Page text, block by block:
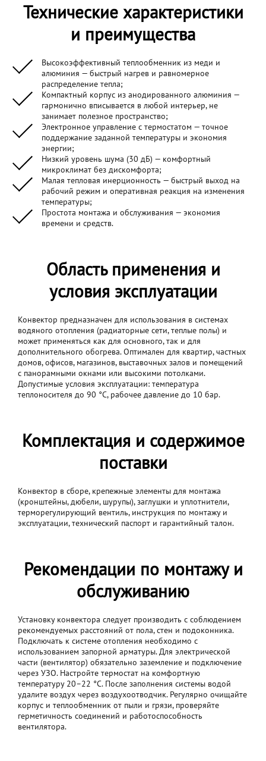
Технические характеристики
и преимущества
Высокоэффективный теплообменник из меди и
алюминия — быстрый нагрев и равномерное
распределение тепла;
Компактный корпус из анодированного алюминия —
гармонично вписывается в любой интерьер, не
занимает полезное пространство;
Электронное управление с термостатом — точное
поддержание заданной температуры и экономия
энергии;
Низкий уровень шума (30 дБ) — комфортный
микроклимат без дискомфорта;
Малая тепловая инерционность — быстрый выход на
рабочий режим и оперативная реакция на изменения
температуры;
Простота монтажа и обслуживания — экономия
времени и средств.
Область применения и
условия эксплуатации
Конвектор предназначен для использования в системах
водяного отопления (радиаторные сети, теплые полы) и
может применяться как для основного, так и для
дополнительного обогрева. Оптимален для квартир, частных
домов, офисов, магазинов, выставочных залов и помещений
с панорамными окнами или высокими потолками.
Допустимые условия эксплуатации: температура
теплоносителя до 90 °C, рабочее давление до 10 бар.
Комплектация и содержимое
поставки
Конвектор в сборе, крепежные элементы для монтажа
(кронштейны, дюбели, шурупы), заглушки и уплотнители,
терморегулирующий вентиль, инструкция по монтажу и
эксплуатации, технический паспорт и гарантийный талон.
Рекомендации по монтажу и
обслуживанию
Установку конвектора следует производить с соблюдением
рекомендуемых расстояний от пола, стен и подоконника.
Подключать к системе отопления необходимо с
использованием запорной арматуры. Для электрической
части (вентилятор) обязательно заземление и подключение
через УЗО. Настройте термостат на комфортную
температуру 20–22 °C. После заполнения системы водой
удалите воздух через воздухоотводчик. Регулярно очищайте
корпус и теплообменник от пыли и грязи, проверяйте
герметичность соединений и работоспособность
вентилятора.